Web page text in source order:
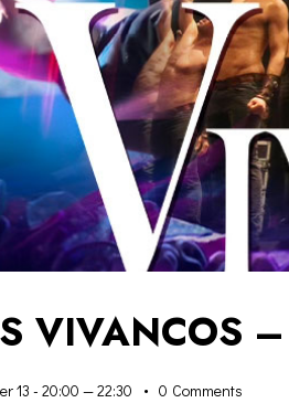
VIVANCOS
13 - 20:00 —22:30 0 Comments